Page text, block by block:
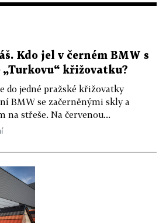
Kdo jel v černém BMW s
„Turkovu“ křižovatku?
do jedné pražské křižovatky
BMW se začerněnými skly a
na střeše. Na červenou...